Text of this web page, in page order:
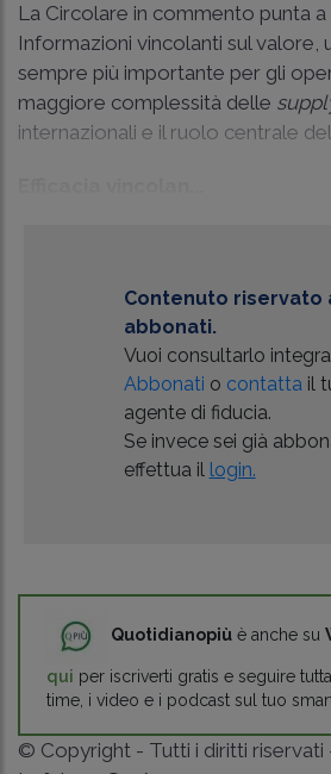
La Circolare in commento punta a
Informazioni vincolanti sul valore,
sempre più importante per gli
maggiore complessità delle
internazionali e il ruolo centrale del
Contenuto riservato
abbonati.
Vuoi consultarlo
Abbonati o contattail
agente di fiducia.
Se invece sei già
effettua il login.
Quotidianopiù è anche su
qui per iscriverti gratis e seguire
time, i video e i podcast sul tuo
© Copyright - Tutti i diritti riservati